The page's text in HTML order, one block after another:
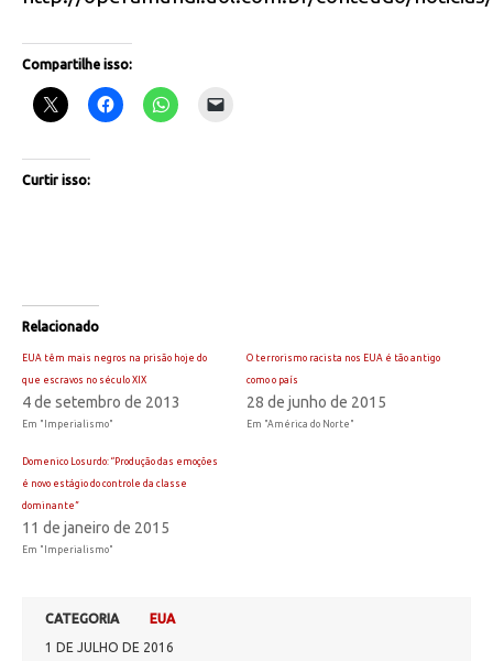
Compartilhe isso:
Curtir isso:
Relacionado
EUA têm mais negros na prisão hoje do
que escravos no século XIX
4 de setembro de 2013
Em "Imperialismo"
O terrorismo racista nos EUA é tão antigo
como o país
28 de junho de 2015
Em "América do Norte"
Domenico Losurdo: “Produção das emoções
é novo estágio do controle da classe
dominante”
11 de janeiro de 2015
Em "Imperialismo"
CATEGORIA
EUA
1 DE JULHO DE 2016